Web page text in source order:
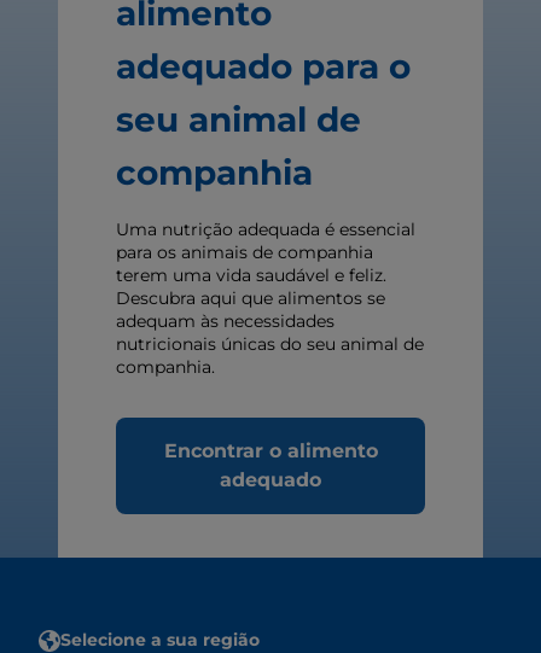
alimento
adequado para o
seu animal de
companhia
Uma nutrição adequada é essencial
para os animais de companhia
terem uma vida saudável e feliz.
Descubra aqui que alimentos se
adequam às necessidades
nutricionais únicas do seu animal de
companhia.
Encontrar o alimento
adequado
Selecione a sua região